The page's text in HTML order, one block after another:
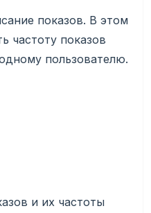
показов. В этом
частоту показов
пользователю.
и их частоты